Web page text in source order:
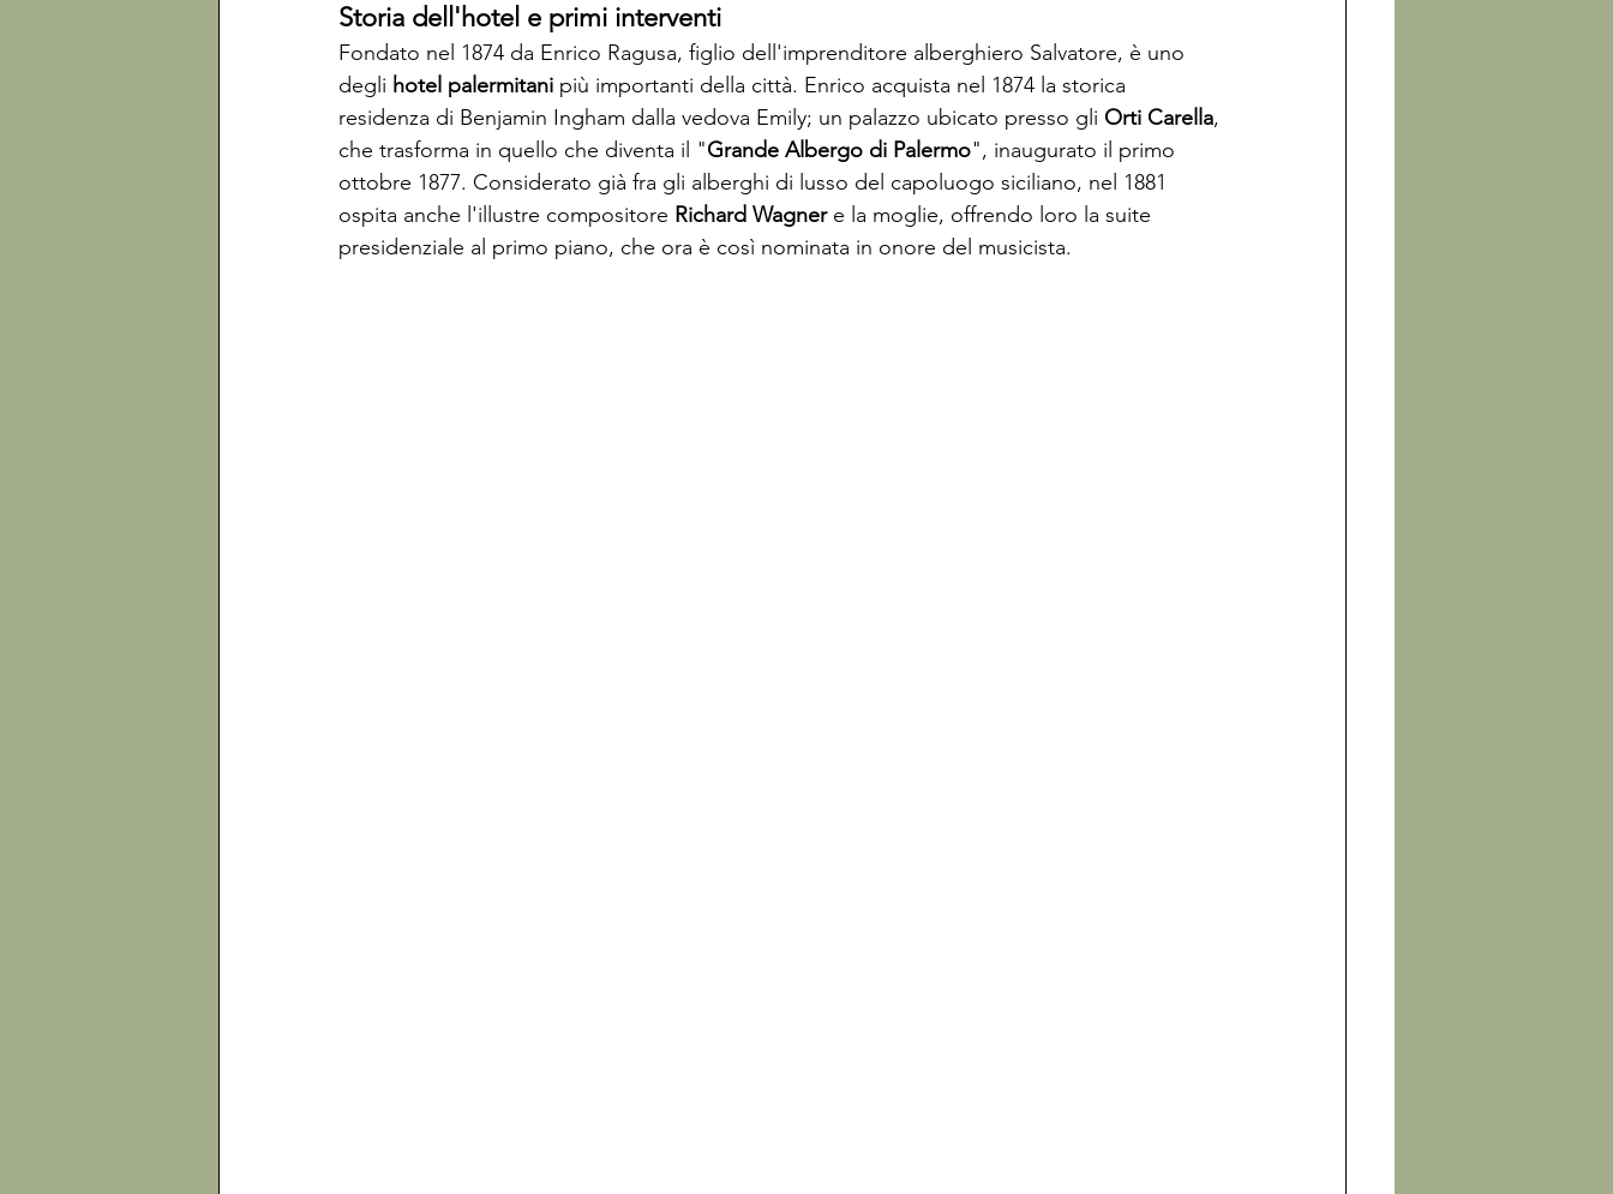
Storia dell'hotel e primi interventi
Fondato nel 1874 da Enrico Ragusa, figlio dell'imprenditore alberghiero Salvatore, è uno
degli hotel palermitani più importanti della città. Enrico acquista nel 1874 la storica
residenza di Benjamin Ingham dalla vedova Emily; un palazzo ubicato presso gli Orti Carella,
che trasforma in quello che diventa il "Grande Albergo di Palermo", inaugurato il primo
ottobre 1877. Considerato già fra gli alberghi di lusso del capoluogo siciliano, nel 1881
ospita anche l'illustre compositore Richard Wagner e la moglie, offrendo loro la suite
presidenziale al primo piano, che ora è così nominata in onore del musicista.